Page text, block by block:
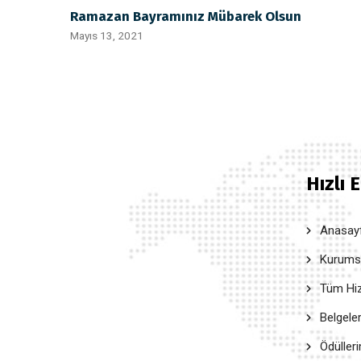
Ramazan Bayramınız Mübarek Olsun
Mayıs 13, 2021
Hızlı
Tüm